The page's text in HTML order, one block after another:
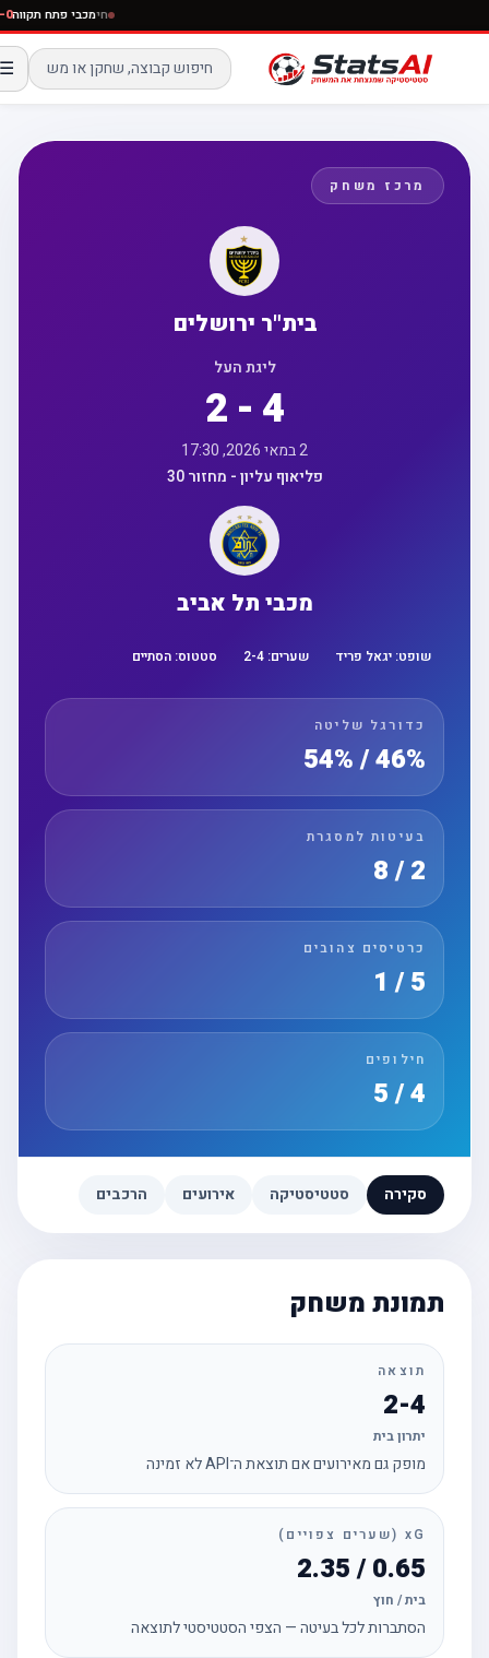
חימכבי פתח
☰
מרכז משחק
בית"ר ירושלים
ליגת העל
2 - 4
פליאוף עליון - מחזור 30
מכבי תל אביב
שופט:יגאל פריד שערים: 2 -4 סטטוס:הסתיים
כדורגל שליטה
46% / 54%
בעיטות למסגרת
כרטיסים צהובים
חילופים
סקירה סטטיסטיקה אירועים הרכבים
תמונת משחק
תוצאה
2-4
יתרון בית
מופק גם מאירועים אם תוצאת ה־API לא זמינה
xG (שערים צפויים)
0.65 / 2.35
בית / חוץ
הסתברות לכל בעיטה — הצפי הסטטיסטי לתוצאה